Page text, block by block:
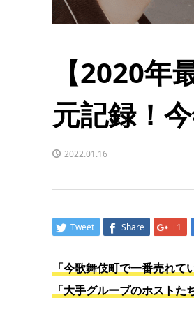
【2020
元記録！
2022.01.16
Tweet Share +1
「今歌舞伎町で一番売れて
「大手グループのホストた